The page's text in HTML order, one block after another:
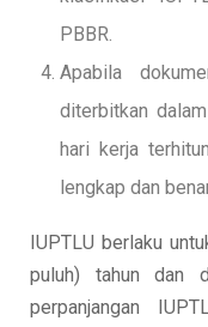
PBBR.
Apabila
diterbitkan
hari kerja
lengkap dan
IUPTLU berlaku
puluh) tahun dan
perpanjangan